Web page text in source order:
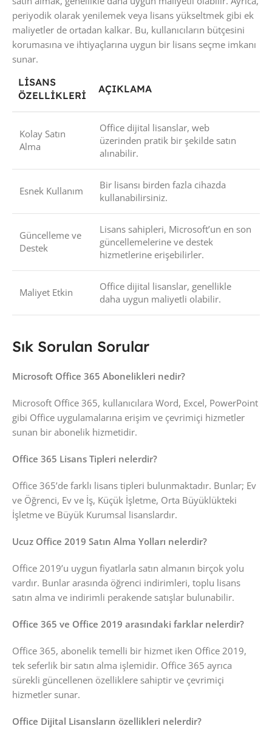
periyodik olarak yenilemek veya lisans yükseltmek gibi ek
maliyetler de ortadan kalkar. Bu, kullanıcıların bütçesini
korumasına ve ihtiyaçlarına uygun bir lisans seçme imkanı
sunar.
LISANS
ÖZELLIKLERI
AÇIKLAMA
Kolay Satın
Alma
Office dijital lisanslar, web
üzerinden pratik bir şekilde satın
alınabilir.
Esnek Kullanım
Bir lisansı birden fazla cihazda
kullanabilirsiniz.
Güncelleme ve
Destek
Lisans sahipleri, Microsoft’un en son
güncellemelerine ve destek
hizmetlerine erişebilirler.
Maliyet Etkin
Office dijital lisanslar, genellikle
daha uygun maliyetli olabilir.
Sık Sorulan Sorular
Microsoft Office 365 Abonelikleri nedir?
Microsoft Office 365, kullanıcılara Word, Excel, PowerPoint
gibi Office uygulamalarına erişim ve çevrimiçi hizmetler
sunan bir abonelik hizmetidir.
Office 365 Lisans Tipleri nelerdir?
Office 365’de farklı lisans tipleri bulunmaktadır. Bunlar; Ev
ve Öğrenci, Ev ve İş, Küçük İşletme, Orta Büyüklükteki
İşletme ve Büyük Kurumsal lisanslardır.
Ucuz Office 2019 Satın Alma Yolları nelerdir?
Office 2019’u uygun fiyatlarla satın almanın birçok yolu
vardır. Bunlar arasında öğrenci indirimleri, toplu lisans
satın alma ve indirimli perakende satışlar bulunabilir.
Office 365 ve Office 2019 arasındaki farklar nelerdir?
Office 365, abonelik temelli bir hizmet iken Office 2019,
tek seferlik bir satın alma işlemidir. Office 365 ayrıca
sürekli güncellenen özelliklere sahiptir ve çevrimiçi
hizmetler sunar.
Office Dijital Lisansların özellikleri nelerdir?